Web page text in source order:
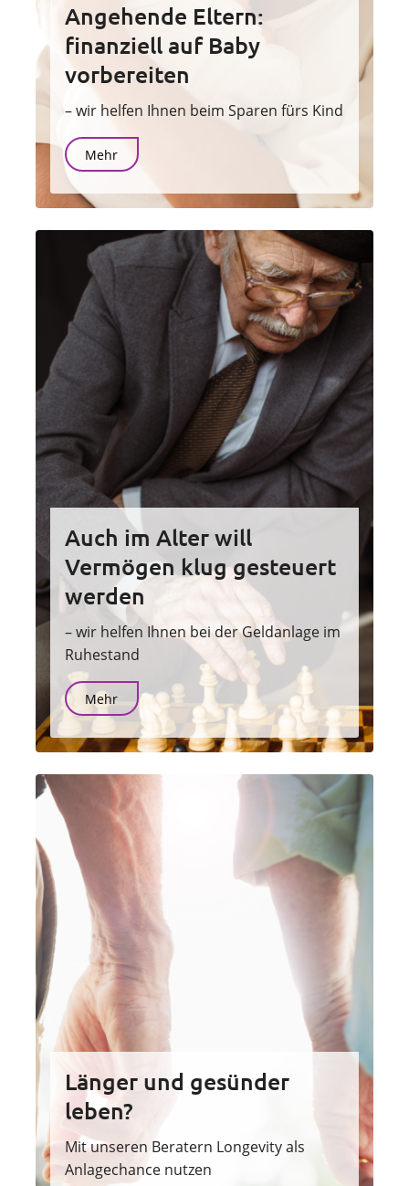
Angehende Eltern:
finanziell auf Baby
vorbereiten
– wir helfen Ihnen beim Sparen fürs Kind
Mehr
Auch im Alter will
Vermögen klug gesteuert
werden
– wir helfen Ihnen bei der Geldanlage im
Ruhestand
Mehr
Länger und gesünder
leben?
Mit unseren Beratern Longevity als
Anlagechance nutzen